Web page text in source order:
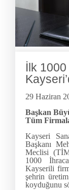
İlk
29 Haziran
Başkan
Tüm
Kayseri
Başkanı
Meclisi
1000
Kayserili
şehrin
koyduğunu